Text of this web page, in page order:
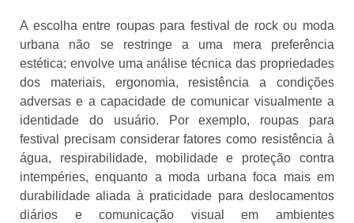
A escolha entre roupas para festival de rock ou moda
urbana não se restringe a uma mera preferência
estética; envolve uma análise técnica das propriedades
dos materiais, ergonomia, resistência a condições
adversas e a capacidade de comunicar visualmente a
identidade do usuário. Por exemplo, roupas para
festival precisam considerar fatores como resistência à
água, respirabilidade, mobilidade e proteção contra
intempéries, enquanto a moda urbana foca mais em
durabilidade aliada à praticidade para deslocamentos
diários e comunicação visual em ambientes